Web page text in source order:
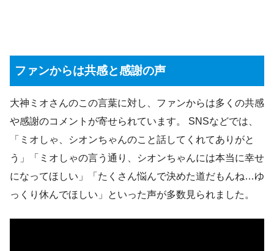
ファンからは共感と感謝の声
大神ミオさんのこの言葉に対し、ファンからは多くの共感
や感謝のコメントが寄せられています。 SNSなどでは、
「ミオしゃ、シオンちゃんのこと話してくれてありがと
う」「ミオしゃの言う通り、シオンちゃんには本当に幸せ
になってほしい」「たくさん悩んで決めた道だもんね…ゆ
っくり休んでほしい」といった声が多数見られました。